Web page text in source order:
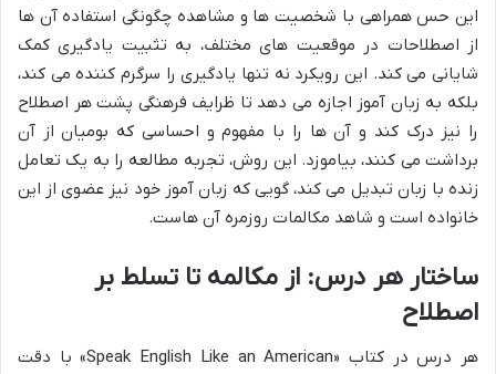
این حس همراهی با شخصیت ها و مشاهده چگونگی استفاده آن ها
از اصطلاحات در موقعیت های مختلف، به تثبیت یادگیری کمک
شایانی می کند. این رویکرد نه تنها یادگیری را سرگرم کننده می کند،
بلکه به زبان آموز اجازه می دهد تا ظرایف فرهنگی پشت هر اصطلاح
را نیز درک کند و آن ها را با مفهوم و احساسی که بومیان از آن
برداشت می کنند، بیاموزد. این روش، تجربه مطالعه را به یک تعامل
زنده با زبان تبدیل می کند، گویی که زبان آموز خود نیز عضوی از این
خانواده است و شاهد مکالمات روزمره آن هاست.
ساختار هر درس: از مکالمه تا تسلط بر
اصطلاح
هر درس در کتاب «Speak English Like an American» با دقت